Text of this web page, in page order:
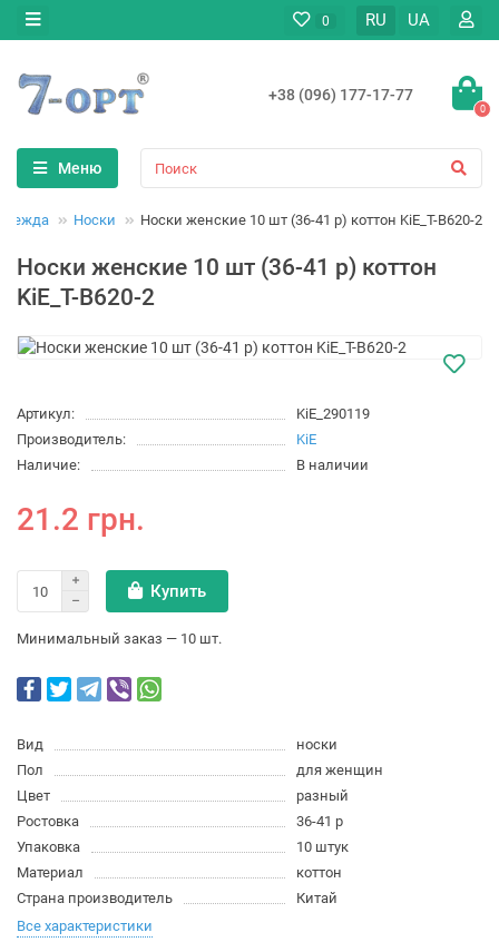
0 RU UA
+38 (096) 177-17-77
0
Меню
Носки Носки женские 10 шт (36-41 р) коттон KiE_T-B620-2
Носки женские 10 шт (36-41 р) коттон
KiE_T-B620-2
Артикул:
KiE_290119
Производитель:
KiE
Наличие:
В наличии
21.2 грн.
Купить
Минимальный заказ — 10 шт.
Вид
носки
Пол
для женщин
Цвет
разный
Ростовка
36-41 р
Упаковка
10 штук
Материал
коттон
Страна производитель
Китай
Все характеристики